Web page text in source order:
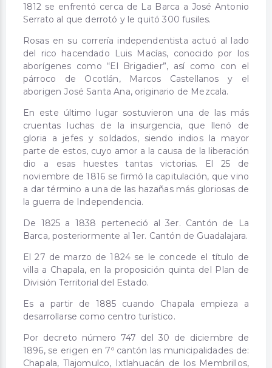
1812 se enfrentó cerca de La Barca a José Antonio
Serrato al que derrotó y le quitó 300 fusiles.
Rosas en su correría independentista actuó al lado
del rico hacendado Luis Macías, conocido por los
aborígenes como “El Brigadier”, así como con el
párroco de Ocotlán, Marcos Castellanos y el
aborigen José Santa Ana, originario de Mezcala.
En este último lugar sostuvieron una de las más
cruentas luchas de la insurgencia, que llenó de
gloria a jefes y soldados, siendo indios la mayor
parte de estos, cuyo amor a la causa de la liberación
dio a esas huestes tantas victorias. El 25 de
noviembre de 1816 se firmó la capitulación, que vino
a dar término a una de las hazañas más gloriosas de
la guerra de Independencia.
De 1825 a 1838 perteneció al 3er. Cantón de La
Barca, posteriormente al 1er. Cantón de Guadalajara.
El 27 de marzo de 1824 se le concede el título de
villa a Chapala, en la proposición quinta del Plan de
División Territorial del Estado.
Es a partir de 1885 cuando Chapala empieza a
desarrollarse como centro turístico.
Por decreto número 747 del 30 de diciembre de
1896, se erigen en 7º cantón las municipalidades de:
Chapala, Tlajomulco, Ixtlahuacán de los Membrillos,